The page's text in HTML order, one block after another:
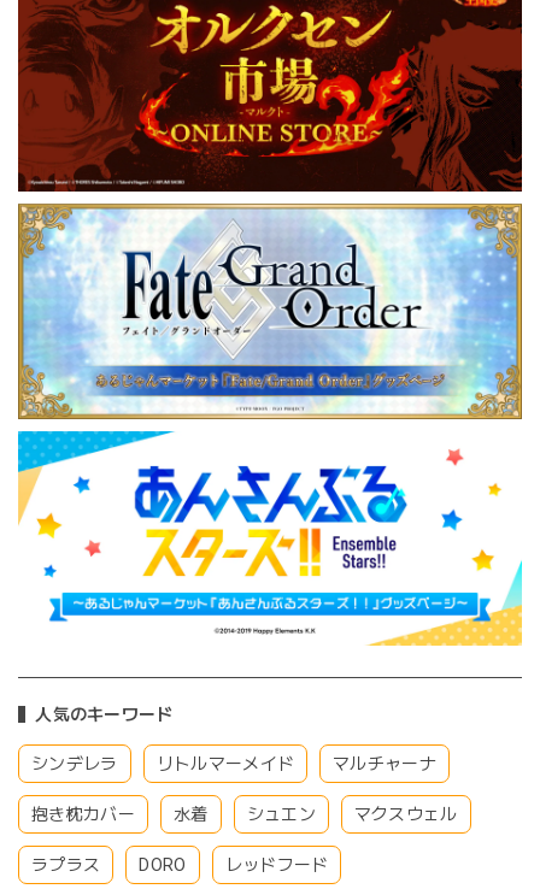
人気のキーワード
シンデレラ リトルマーメイド マルチャーナ
抱き枕カバー 水着 シュエン マクスウェル
ラプラス DORO レッドフード